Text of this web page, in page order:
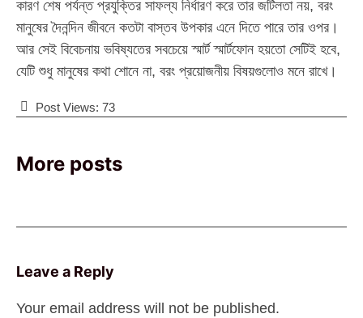
কারণ শেষ পর্যন্ত প্রযুক্তির সাফল্য নির্ধারণ করে তার জটিলতা নয়, বরং
মানুষের দৈনন্দিন জীবনে কতটা বাস্তব উপকার এনে দিতে পারে তার ওপর।
আর সেই বিবেচনায় ভবিষ্যতের সবচেয়ে স্মার্ট স্মার্টফোন হয়তো সেটিই হবে,
যেটি শুধু মানুষের কথা শোনে না, বরং প্রয়োজনীয় বিষয়গুলোও মনে রাখে।
Post Views: 73
More posts
Leave a Reply
Your email address will not be published.